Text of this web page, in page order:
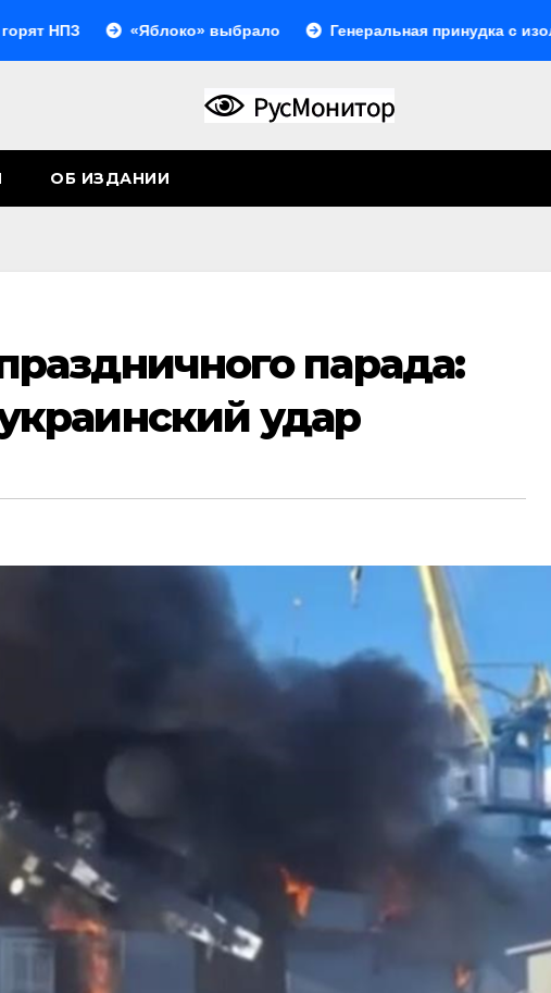
«Яблоко» выбрало Генеральная принудка с изоляцией
ОБ ИЗДАНИИ
парада:
удар